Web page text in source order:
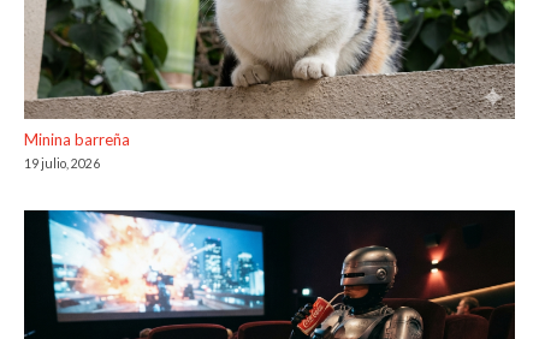
Minina barreña
19 julio, 2026